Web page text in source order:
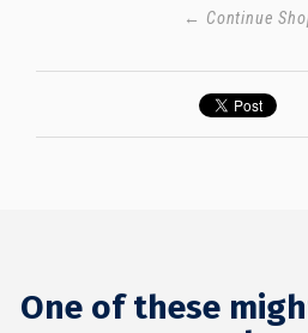
← Continue
One of these